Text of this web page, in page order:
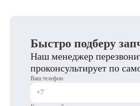
Быстро подберу
Наш менеджер
проконсультирует по
Ваш телефон